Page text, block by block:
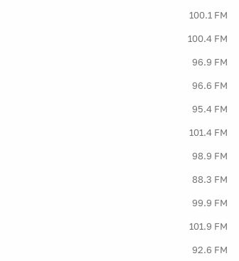
100.1 FM
100.4 FM
96.9 FM
96.6 FM
95.4 FM
101.4 FM
98.9 FM
88.3 FM
99.9 FM
101.9 FM
92.6 FM